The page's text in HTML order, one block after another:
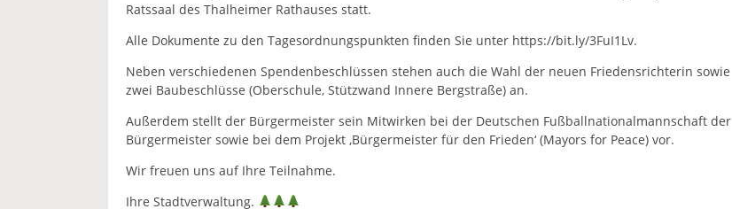
Ratssaal des Thalheimer Rathauses statt.
Alle Dokumente zu den Tagesordnungspunkten finden Sie unter https://bit.ly/3FuI1Lv.
Neben verschiedenen Spendenbeschlüssen stehen auch die Wahl der neuen Friedensrichterin sowie
zwei Baubeschlüsse (Oberschule, Stützwand Innere Bergstraße) an.
Außerdem stellt der Bürgermeister sein Mitwirken bei der Deutschen Fußballnationalmannschaft der
Bürgermeister sowie bei dem Projekt ‚Bürgermeister für den Frieden‘ (Mayors for Peace) vor.
Wir freuen uns auf Ihre Teilnahme.
Ihre Stadtverwaltung.